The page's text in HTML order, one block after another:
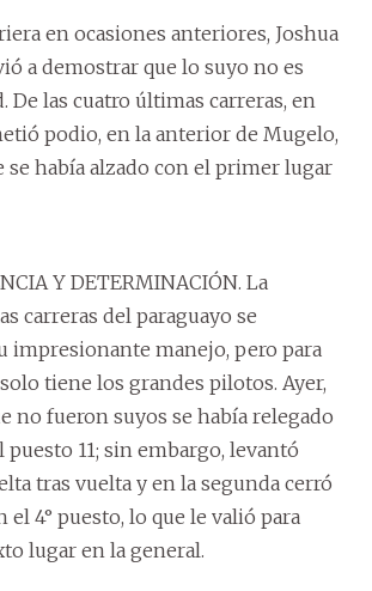
en ocasiones anteriores, Joshua
a demostrar que lo suyo no es
De las cuatro últimas carreras, en
podio, en la anterior de Mugelo,
se había alzado con el primer lugar
Y DETERMINACIÓN. La
carreras del paraguayo se
impresionante manejo, pero para
tiene los grandes pilotos. Ayer,
no fueron suyos se había relegado
puesto 11; sin embargo, levantó
tras vuelta y en la segunda cerró
el 4° puesto, lo que le valió para
lugar en la general.